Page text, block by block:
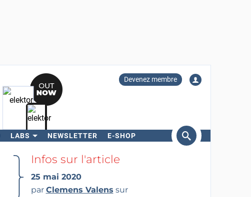
Devenez membre
LABS NEWSLETTER E-SHOP
RechercherInfos sur l'article
25 mai 2020
par Clemens Valens sur